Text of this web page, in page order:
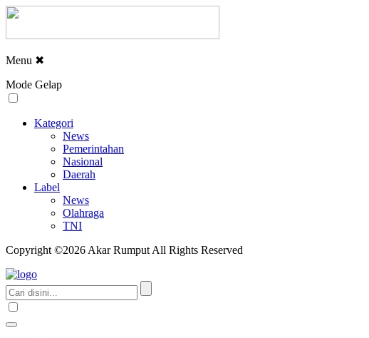
Menu ✖
Mode Gelap
Kategori
News
Pemerintahan
Nasional
Daerah
Label
News
Olahraga
TNI
Copyright ©2026 Akar Rumput All Rights Reserved